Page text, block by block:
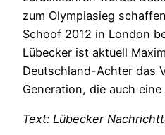
zum Olympiasieg
Schoof 2012 in London
Lübecker ist aktuell
Deutschland-Achter das
Generation, die auch
Text: Lübecker